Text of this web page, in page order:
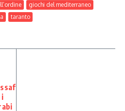
giochi del mediterraneo
taranto
i